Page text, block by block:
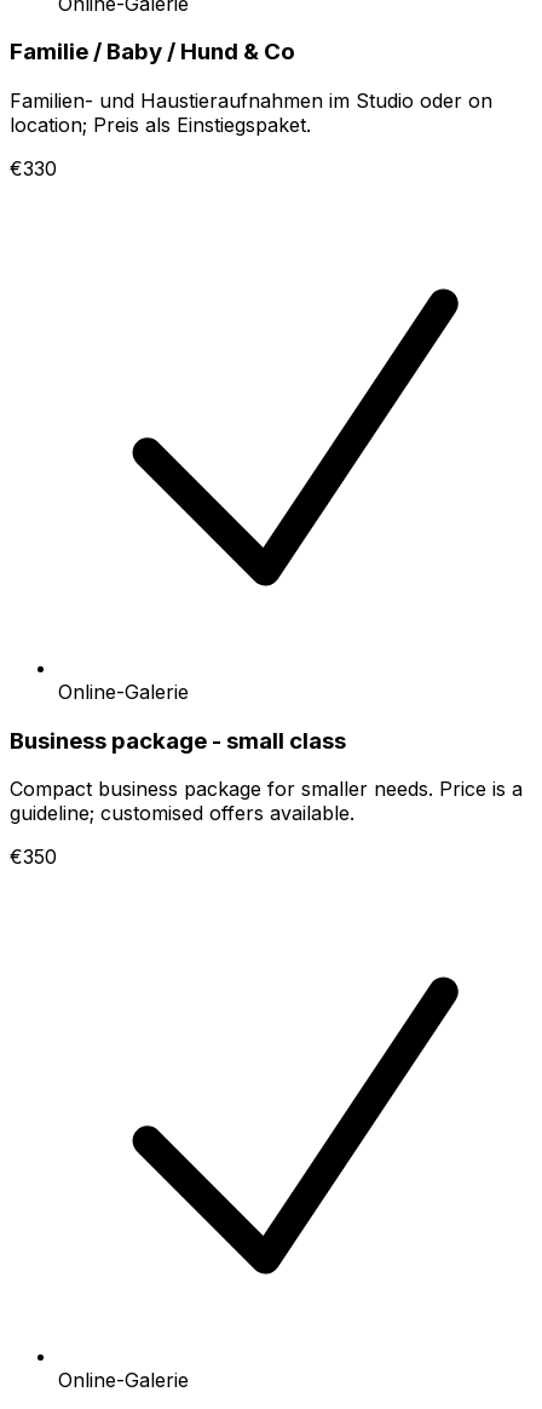
Familie / Baby / Hund & Co
Familien- und Haustieraufnahmen im Studio oder on
location; Preis als Einstiegspaket.
€330
Online-Galerie
Business package - small class
Compact business package for smaller needs. Price is a
guideline; customised offers available.
€350
Online-Galerie